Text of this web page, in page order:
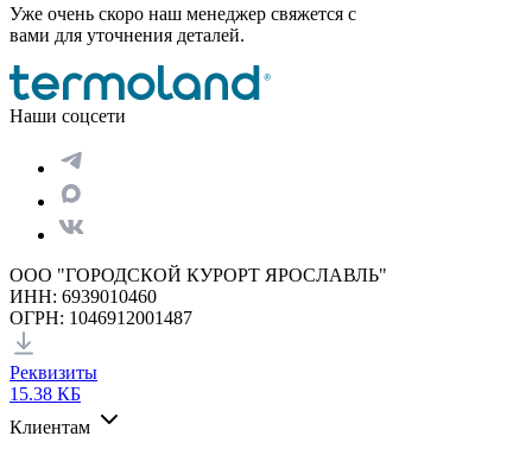
Уже очень скоро наш менеджер свяжется с
вами для уточнения деталей.
Наши соцсети
ООО "ГОРОДСКОЙ КУРОРТ ЯРОСЛАВЛЬ"
ИНН: 6939010460
ОГРН: 1046912001487
Реквизиты
15.38 КБ
Клиентам